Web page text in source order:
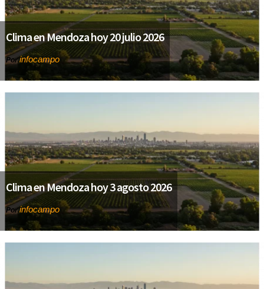
Clima en Mendoza hoy 20 julio 2026
Porinfocampo
Clima en Mendoza hoy 3 agosto 2026
Porinfocampo